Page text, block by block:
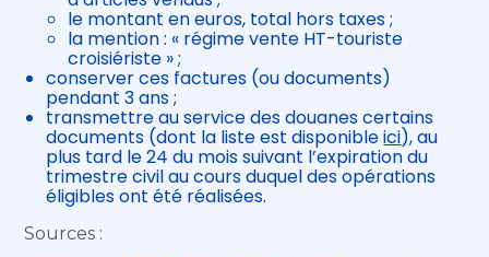
le montant en euros, total hors taxes ;
la mention : « régime vente HT-touriste
croisiériste » ;
conserver ces factures (ou documents)
pendant 3 ans ;
transmettre au service des douanes certains
documents (dont la liste est disponibleici), au
plus tard le 24 du mois suivant l’expiration du
trimestre civil au cours duquel des opérations
éligibles ont été réalisées.
Sources :